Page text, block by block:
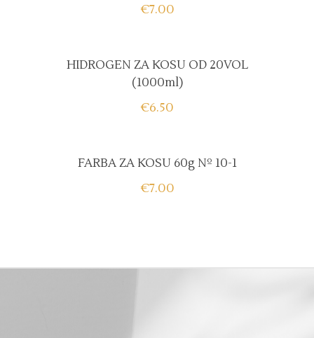
€7.00
HIDROGEN ZA KOSU OD 20VOL
(1000ml)
€6.50
FARBA ZA KOSU 60g Nº 10-1
€7.00